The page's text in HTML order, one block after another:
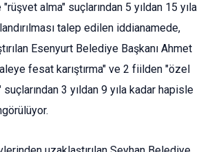
alma" suçlarından 5 yıldan 15 yıla
talep edilen iddianamede,
Esenyurt Belediye Başkanı Ahmet
fesat karıştırma" ve 2 fiilden "özel
3 yıldan 9 yıla kadar hapisle